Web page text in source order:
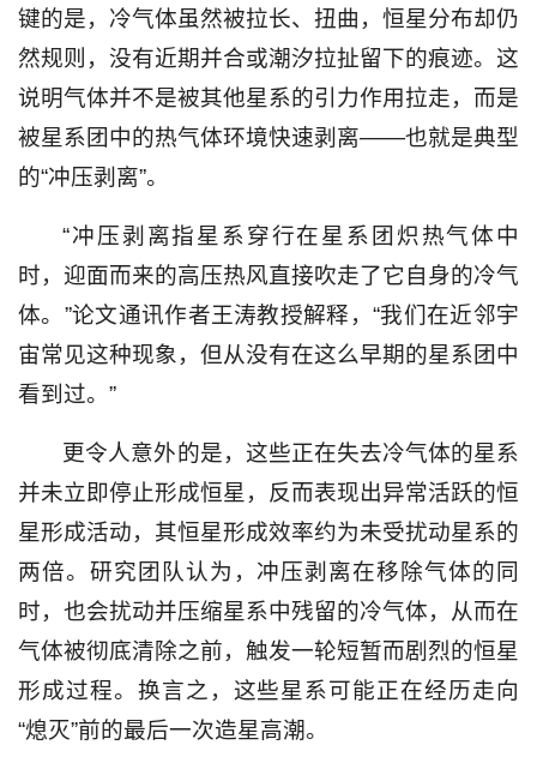
键的是，冷气体虽然被拉长、扭曲，恒星分布却仍
然规则，没有近期并合或潮汐拉扯留下的痕迹。这
说明气体并不是被其他星系的引力作用拉走，而是
被星系团中的热气体环境快速剥离——也就是典型
的“冲压剥离”。
“冲压剥离指星系穿行在星系团炽热气体中
时，迎面而来的高压热风直接吹走了它自身的冷气
体。”论文通讯作者王涛教授解释，“我们在近邻宇
宙常见这种现象，但从没有在这么早期的星系团中
看到过。”
更令人意外的是，这些正在失去冷气体的星系
并未立即停止形成恒星，反而表现出异常活跃的恒
星形成活动，其恒星形成效率约为未受扰动星系的
两倍。研究团队认为，冲压剥离在移除气体的同
时，也会扰动并压缩星系中残留的冷气体，从而在
气体被彻底清除之前，触发一轮短暂而剧烈的恒星
形成过程。换言之，这些星系可能正在经历走向
“熄灭”前的最后一次造星高潮。